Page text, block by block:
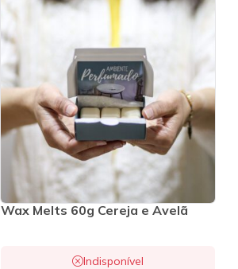
Wax Melts 60g Cereja e Avelã
Indisponível